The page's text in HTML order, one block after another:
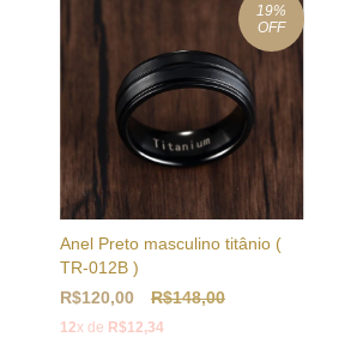
19%
OFF
Anel Preto masculino titânio (
TR-012B )
R$120,00
R$148,00
12x de R$12,34